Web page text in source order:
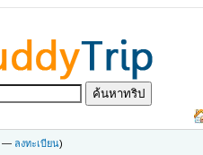
— ลงทะเบียน)